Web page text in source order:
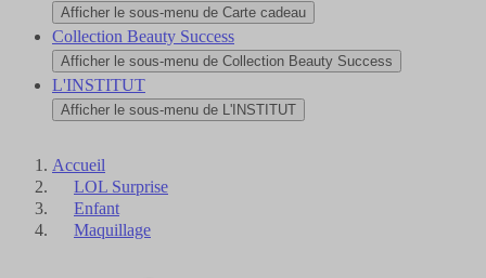
Afficher le sous-menu de Carte cadeau
Collection Beauty Success
Afficher le sous-menu de Collection Beauty Success
L'INSTITUT
Afficher le sous-menu de L'INSTITUT
Accueil
LOL Surprise
Enfant
Maquillage